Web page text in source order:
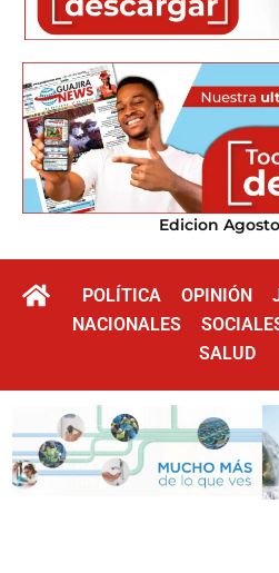
Edicion
POLÍTICA OPINIÓN
NACIONALES
SALUD